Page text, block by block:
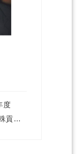
度
本校特殊貢獻類